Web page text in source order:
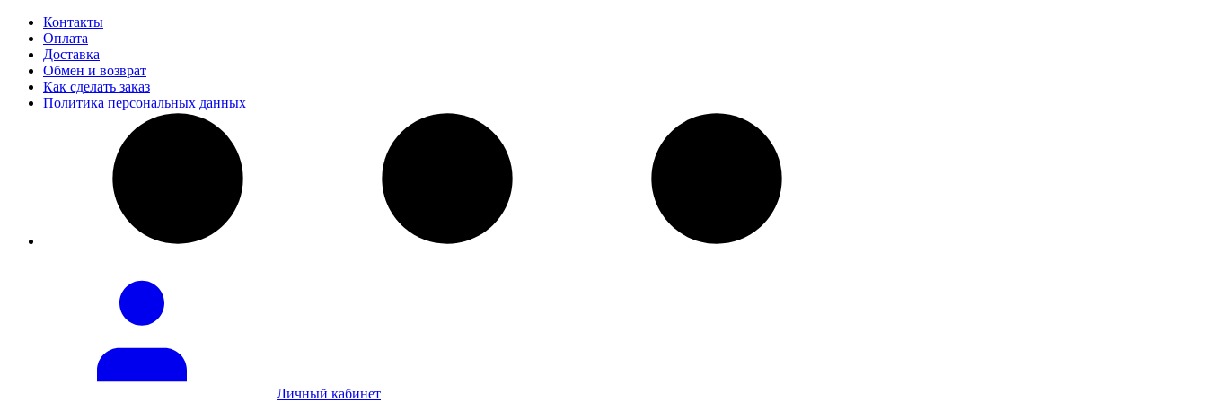
Контакты
Оплата
Доставка
Обмен и возврат
Как сделать заказ
Политика персональных данных
Личный кабинет